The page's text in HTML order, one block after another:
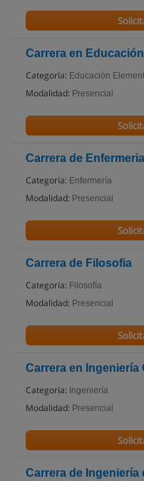
Carrera en
Categoría: Educación
Modalidad: Presencial
Carrera de Enfermeria
Categoría: Enfermería
Modalidad: Presencial
Carrera de Filosofia
Categoría: Filosofía
Modalidad: Presencial
Carrera en Ingeniería
Categoría: Ingeniería
Modalidad: Presencial
Carrera de Ingeniería